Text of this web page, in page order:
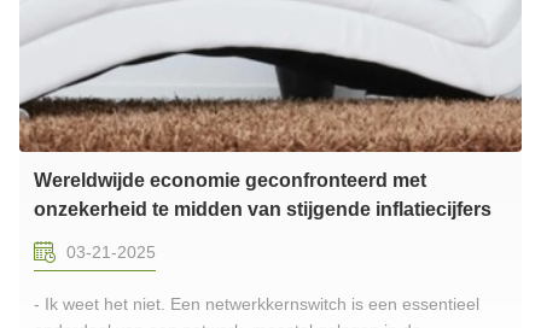
Wereldwijde economie geconfronteerd met
onzekerheid te midden van stijgende inflatiecijfers
03-21-2025
- Ik weet het niet. Een netwerkkernswitch is een essentieel